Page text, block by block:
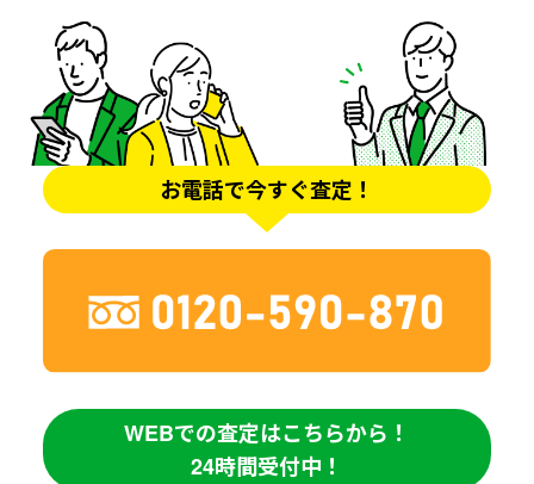
お電話で今すぐ査定！
WEBでの査定はこちらから！
24時間受付中！